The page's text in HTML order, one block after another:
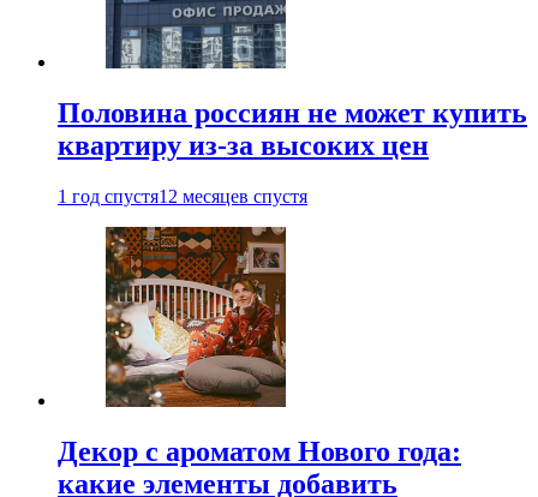
Половина россиян не может купить
квартиру из-за высоких цен
1 год спустя12 месяцев спустя
Декор с ароматом Нового года:
какие элементы добавить